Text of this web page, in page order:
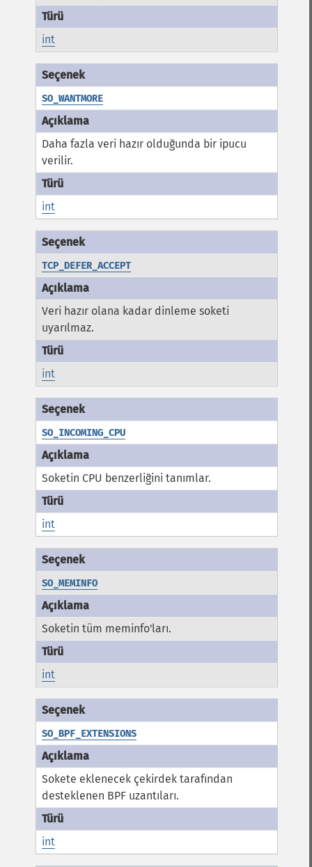
int
SO_WANTMORE
Daha fazla veri hazır olduğunda bir ipucu
verilir.
int
TCP_DEFER_ACCEPT
Veri hazır olana kadar dinleme soketi
uyarılmaz.
int
SO_INCOMING_CPU
Soketin CPU benzerliğini tanımlar.
int
SO_MEMINFO
Soketin tüm meminfo'ları.
int
SO_BPF_EXTENSIONS
Sokete eklenecek çekirdek tarafından
desteklenen BPF uzantıları.
int